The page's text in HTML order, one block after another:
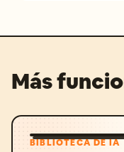
Más
BIBLIOTECA DE IA